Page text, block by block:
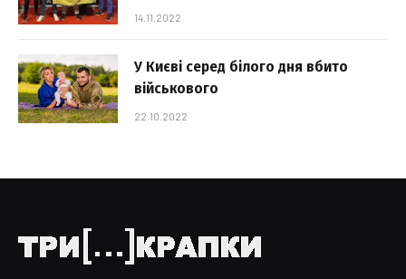
14.11.2022
У Києві серед білого дня вбито
військового
22.10.2022